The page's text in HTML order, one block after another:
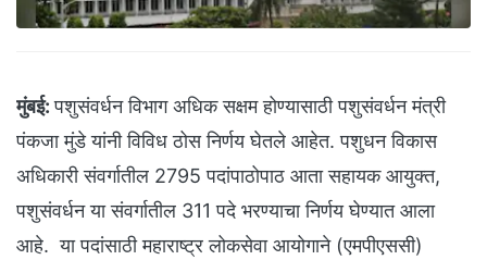
मुंबई: पशुसंवर्धन विभाग अधिक सक्षम होण्यासाठी पशुसंवर्धन मंत्री
पंकजा मुंडे यांनी विविध ठोस निर्णय घेतले आहेत. पशुधन विकास
अधिकारी संवर्गातील 2795 पदांपाठोपाठ आता सहायक आयुक्त,
पशुसंवर्धन या संवर्गातील 311 पदे भरण्याचा निर्णय घेण्यात आला
आहे. या पदांसाठी महाराष्ट्र लोकसेवा आयोगाने (एमपीएससी)